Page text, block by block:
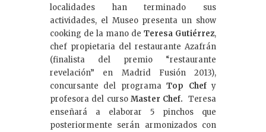
localidades han terminado sus
actividades, el Museo presenta un show
cooking de la mano de Teresa Gutiérrez,
chef propietaria del restaurante Azafrán
(finalista del premio “restaurante
revelación” en Madrid Fusión 2013),
concursante del programaTop Chefy
profesora del curso Master Chef. Teresa
enseñará a elaborar 5 pinchos que
posteriormente serán armonizados con